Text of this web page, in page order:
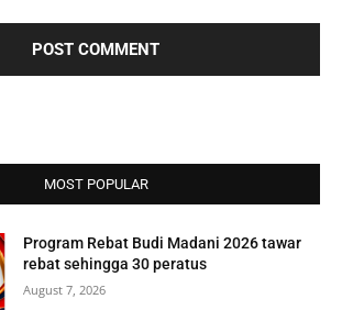
MOST POPULAR
Program Rebat Budi Madani 2026 tawar
rebat sehingga 30 peratus
August 7, 2026